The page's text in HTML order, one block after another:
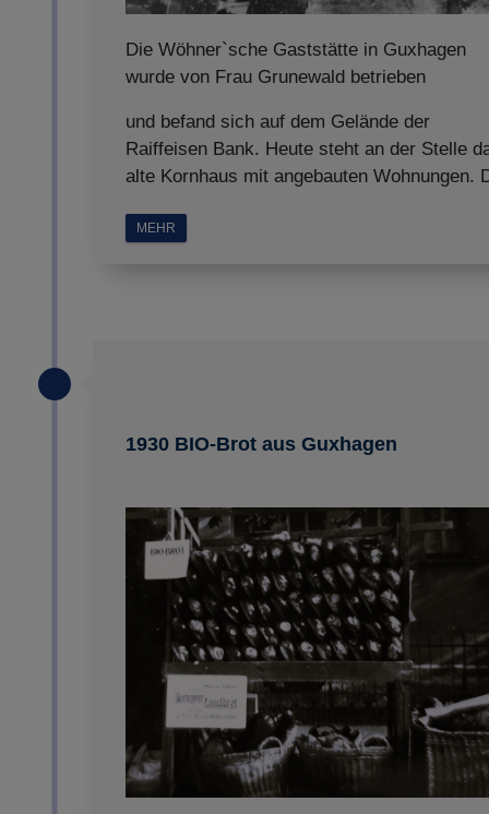
Die Wöhner`sche Gaststätte in Guxhagen
wurde von Frau Grunewald betrieben
und befand sich auf dem Gelände der
Raiffeisen Bank. Heute steht an der Stelle
alte Kornhaus mit angebauten Wohnungen.
MEHR
1930 BIO-Brot aus Guxhagen